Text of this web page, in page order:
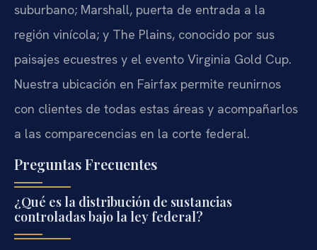
suburbano; Marshall, puerta de entrada a la
región vinícola; y The Plains, conocido por sus
paisajes ecuestres y el evento Virginia Gold Cup.
Nuestra ubicación en Fairfax permite reunirnos
con clientes de todas estas áreas y acompañarlos
a las comparecencias en la corte federal.
Preguntas Frecuentes
¿Qué es la distribución de sustancias
controladas bajo la ley federal?